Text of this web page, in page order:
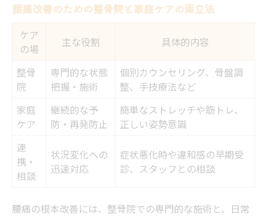
腰痛改善のための整骨院と家庭ケアの両立法
ケア
の場
主な役割 具体的内容
整骨
院
専門的な状態
把握・施術
個別カウンセリング、骨盤調
整、手技療法など
家庭
ケア
継続的な予
防・再発防止
簡単なストレッチや筋トレ、
正しい姿勢意識
連
携・
相談
状況変化への
迅速対応
症状悪化時や違和感の早期受
診、スタッフとの相談
腰痛の根本改善には、整骨院での専門的な施術と、日常